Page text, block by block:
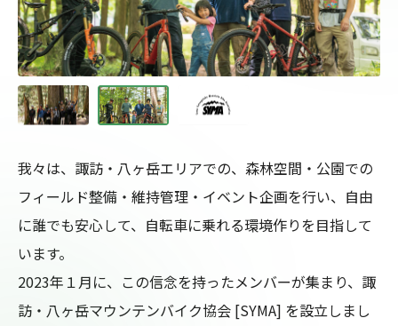
我々は、諏訪・八ヶ岳エリアでの、森林空間・公園での
フィールド整備・維持管理・イベント企画を行い、自由
に誰でも安心して、自転車に乗れる環境作りを目指して
います。
2023年１月に、この信念を持ったメンバーが集まり、諏
訪・八ヶ岳マウンテンバイク協会 [SYMA] を設立しまし